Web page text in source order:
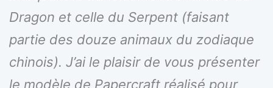
Dragon et celle du Serpent (faisant
partie des douze animaux du zodiaque
chinois). J’ai le plaisir de vous présenter
le modèle de Papercraft réalisé pour